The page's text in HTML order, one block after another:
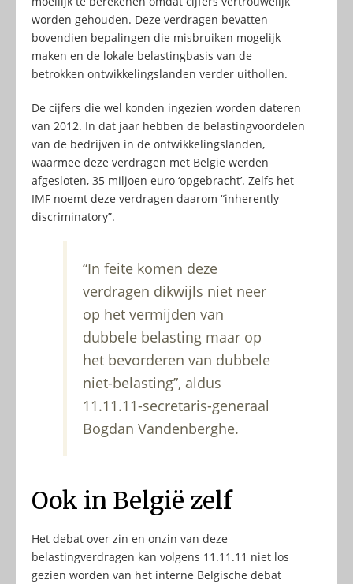
worden gehouden. Deze verdragen bevatten
bovendien bepalingen die misbruiken mogelijk
maken en de lokale belastingbasis van de
betrokken ontwikkelingslanden verder uithollen.
De cijfers die wel konden ingezien worden dateren
van 2012. In dat jaar hebben de belastingvoordelen
van de bedrijven in de ontwikkelingslanden,
waarmee deze verdragen met België werden
afgesloten, 35 miljoen euro ‘opgebracht’. Zelfs het
IMF noemt deze verdragen daarom “inherently
discriminatory”.
“In feite komen deze
verdragen dikwijls niet neer
op het vermijden van
dubbele belasting maar op
het bevorderen van dubbele
niet-belasting”, aldus
11.11.11-secretaris-generaal
Bogdan Vandenberghe.
Ook in België zelf
Het debat over zin en onzin van deze
belastingverdragen kan volgens 11.11.11 niet los
gezien worden van het interne Belgische debat